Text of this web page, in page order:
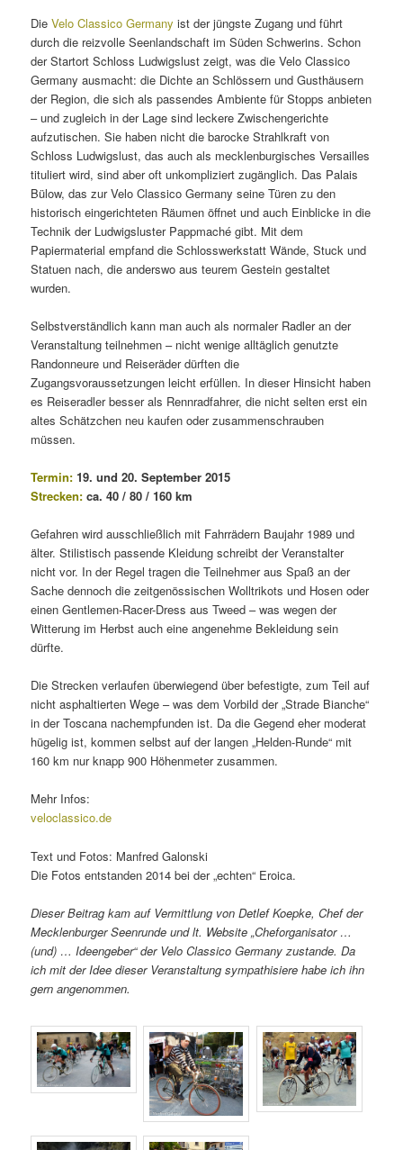
DieVelo Classico Germany ist der jüngste Zugang und führt
durch die reizvolle Seenlandschaft im Süden Schwerins. Schon
der Startort Schloss Ludwigslust zeigt, was die Velo Classico
Germany ausmacht: die Dichte an Schlössern und Gusthäusern
der Region, die sich als passendes Ambiente für Stopps anbieten
– und zugleich in der Lage sind leckere Zwischengerichte
aufzutischen. Sie haben nicht die barocke Strahlkraft von
Schloss Ludwigslust, das auch als mecklenburgisches Versailles
tituliert wird, sind aber oft unkompliziert zugänglich. Das Palais
Bülow, das zur Velo Classico Germany seine Türen zu den
historisch eingerichteten Räumen öffnet und auch Einblicke in die
Technik der Ludwigsluster Pappmaché gibt. Mit dem
Papiermaterial empfand die Schlosswerkstatt Wände, Stuck und
Statuen nach, die anderswo aus teurem Gestein gestaltet
wurden.
Selbstverständlich kann man auch als normaler Radler an der
Veranstaltung teilnehmen – nicht wenige alltäglich genutzte
Randonneure und Reiseräder dürften die
Zugangsvoraussetzungen leicht erfüllen. In dieser Hinsicht haben
es Reiseradler besser als Rennradfahrer, die nicht selten erst ein
altes Schätzchen neu kaufen oder zusammenschrauben
müssen.
Termin: 19. und 20. September 2015
Strecken: ca. 40 / 80 / 160 km
Gefahren wird ausschließlich mit Fahrrädern Baujahr 1989 und
älter. Stilistisch passende Kleidung schreibt der Veranstalter
nicht vor. In der Regel tragen die Teilnehmer aus Spaß an der
Sache dennoch die zeitgenössischen Wolltrikots und Hosen oder
einen Gentlemen-Racer-Dress aus Tweed – was wegen der
Witterung im Herbst auch eine angenehme Bekleidung sein
dürfte.
Die Strecken verlaufen überwiegend über befestigte, zum Teil auf
nicht asphaltierten Wege – was dem Vorbild der „Strade Bianche“
in der Toscana nachempfunden ist. Da die Gegend eher moderat
hügelig ist, kommen selbst auf der langen „Helden-Runde“ mit
160 km nur knapp 900 Höhenmeter zusammen.
Mehr Infos:
veloclassico.de
Text und Fotos: Manfred Galonski
Die Fotos entstanden 2014 bei der „echten“ Eroica.
Dieser Beitrag kam auf Vermittlung von Detlef Koepke, Chef der
Mecklenburger Seenrunde und lt. Website „Cheforganisator …
(und) … Ideengeber“ der Velo Classico Germany zustande. Da
ich mit der Idee dieser Veranstaltung sympathisiere habe ich ihn
gern angenommen.